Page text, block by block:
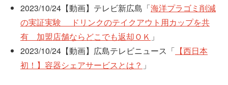
2023/10/24【動画】テレビ新広島「海洋プラゴミ削減
の実証実験 ドリンクのテイクアウト用カップを共
有 加盟店舗ならどこでも返却ＯＫ 」
2023/10/24【動画】広島テレビニュース「 【西日本
初！】容器シェアサービスとは？ 」